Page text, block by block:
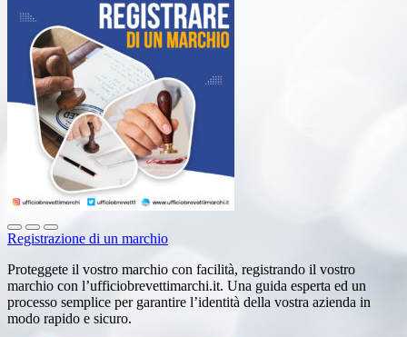
Registrazione di un marchio
Proteggete il vostro marchio con facilità, registrando il vostro
marchio con l’ufficiobrevettimarchi.it. Una guida esperta ed un
processo semplice per garantire l’identità della vostra azienda in
modo rapido e sicuro.